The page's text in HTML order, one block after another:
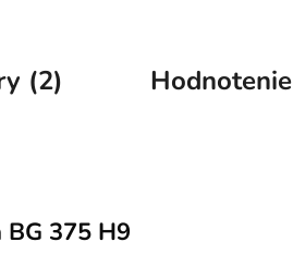
(2) Hodnotenie
375 H9